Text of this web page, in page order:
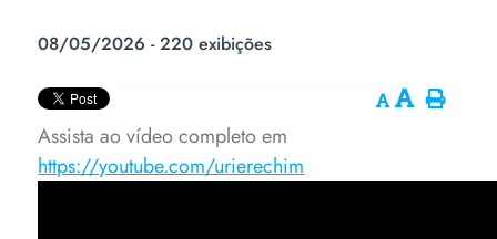
08/05/2026 - 220 exibições
Assista ao vídeo completo em
https://youtube.com/urierechim